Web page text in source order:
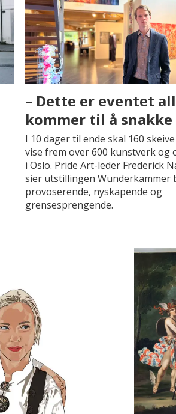
– Dette er eventet
kommer til å snakke
I 10 dager til ende skal 160
vise frem over 600 kunstverk og
i Oslo. Pride Art-leder Frederick
sier utstillingen Wunderkammer
provoserende, nyskapende og
grensesprengende.